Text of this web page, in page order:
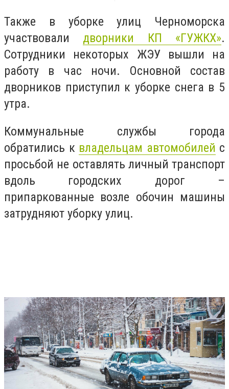
Также в уборке улиц Черноморска
участвовали дворники КП «ГУЖКХ».
Сотрудники некоторых ЖЭУ вышли на
работу в час ночи. Основной состав
дворников приступил к уборке снега в 5
утра.
Коммунальные службы города
обратились к владельцам автомобилей с
просьбой не оставлять личный транспорт
вдоль городских дорог –
припаркованные возле обочин машины
затрудняют уборку улиц.